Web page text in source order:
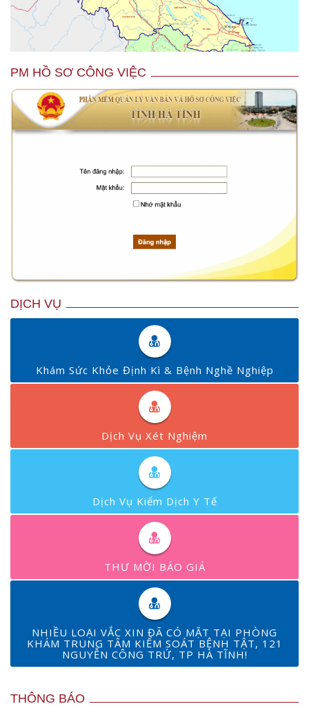
PM HỒ SƠ CÔNG VIỆC
DỊCH VỤ
Khám Sức Khỏe Định Kì & Bệnh Nghề Nghiệp
Dịch Vụ Xét Nghiệm
Dịch Vụ Kiểm Dịch Y Tế
THƯ MỜI BÁO GIÁ
NHIỀU LOẠI VẮC XIN ĐÃ CÓ MẶT TẠI PHÒNG
KHÁM TRUNG TÂM KIỂM SOÁT BỆNH TẬT, 121
NGUYỄN CÔNG TRỨ, TP HÀ TĨNH!
THÔNG BÁO